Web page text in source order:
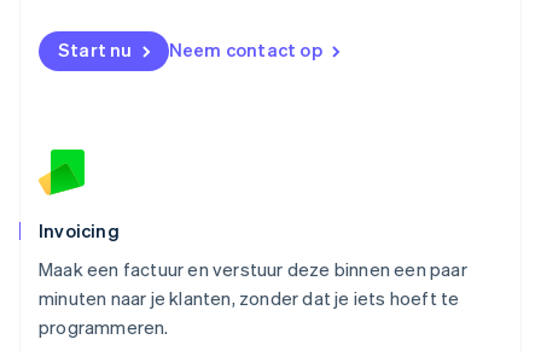
Start nu Neem contact op
Invoicing
Maak een factuur en verstuur deze binnen een paar
minuten naar je klanten, zonder dat je iets hoeft te
programmeren.
English
Noorwegen
Polen
English
Português
English
Singapore
English简体中文